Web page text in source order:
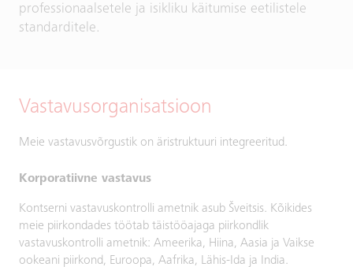
professionaalsetele ja isikliku käitumise eetilistele
standarditele.
Vastavusorganisatsioon
Meie vastavusvõrgustik on äristruktuuri integreeritud.
Korporatiivne vastavus
Kontserni vastavuskontrolli ametnik asub Šveitsis. Kõikides
meie piirkondades töötab täistööajaga piirkondlik
vastavuskontrolli ametnik: Ameerika, Hiina, Aasia ja Vaikse
ookeani piirkond, Euroopa, Aafrika, Lähis-Ida ja India.